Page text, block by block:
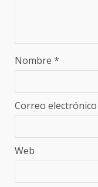
Nombre *
Correo electrónico
Web